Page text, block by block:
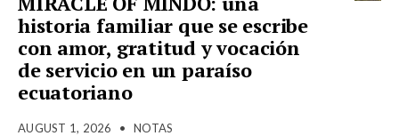
historia familiar que se escribe
con amor, gratitud y vocación
de servicio en un paraíso
ecuatoriano
AUGUST 1, 2026 • NOTAS